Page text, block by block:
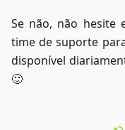
Se não, não hesite
time de suporte
disponível
🙂